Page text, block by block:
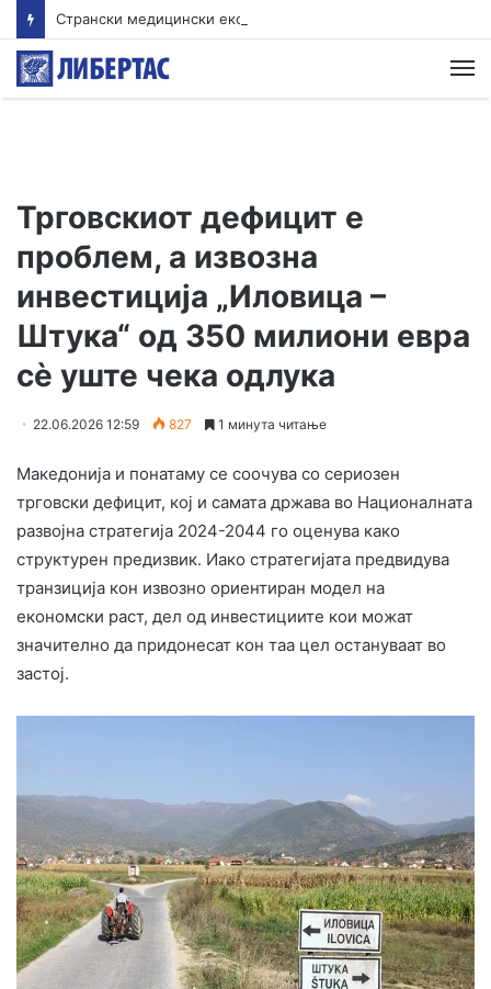
Трговскиот дефицит е
проблем, а извозна
инвестиција „Иловица –
Штука“ од 350 милиони евра
сè уште чека одлука
22.06.2026 12:59 827 1 минута читање
Македонија и понатаму се соочува со сериозен
трговски дефицит, кој и самата држава во Националната
развојна стратегија 2024-2044 го оценува како
структурен предизвик. Иако стратегијата предвидува
транзиција кон извозно ориентиран модел на
економски раст, дел од инвестициите кои можат
значително да придонесат кон таа цел остануваат во
застој.